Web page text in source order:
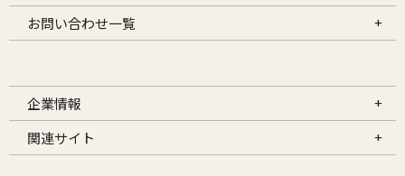
お問い合わせ一覧
企業情報
関連サイト